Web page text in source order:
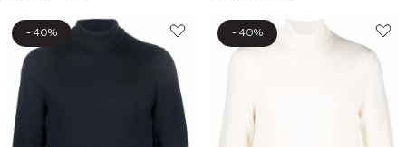
- 40% - 40%